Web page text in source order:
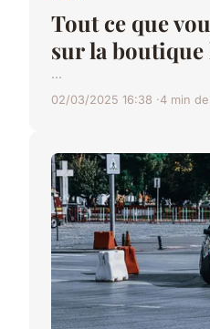
Tout ce que
sur la boutique
...
02/03/2025 16:38 4 min